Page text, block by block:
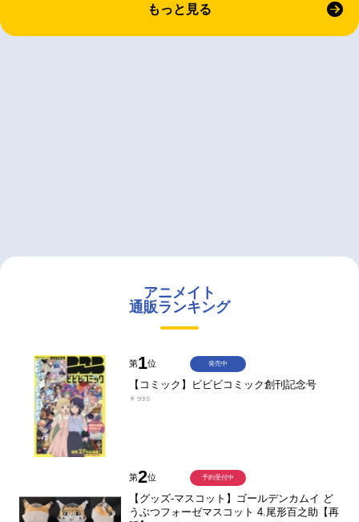
もっと見る
アニメイト
通販ランキング
第1位
【コミック】ビビビコミック創刊記念号
￥935
発売中
第2位
【グッズ-マスコット】ゴールデンカムイ ど
うぶつフォーゼマスコット 4.尾形百之助【再
予約受付中